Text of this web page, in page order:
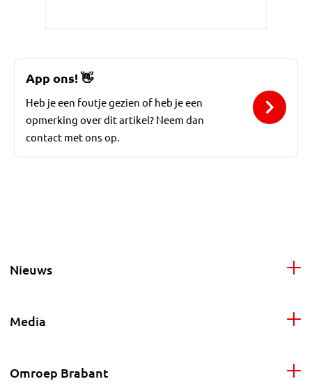
App ons! 👋
Heb je een foutje gezien of heb je een
opmerking over dit artikel? Neem dan
contact met ons op.
Nieuws
Media
Omroep Brabant